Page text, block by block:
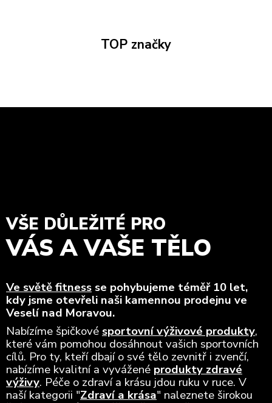
TOP značky
VŠE DŮLEŽITÉ PRO
VÁS A VAŠE TĚLO
Ve světě fitness se pohybujeme téměř 10 let,
kdy jsme otevřeli naši kamennou prodejnu ve
Veselí nad Moravou.
Nabízíme špičkové sportovní výživové produkty,
které vám pomohou dosáhnout vašich sportovních
cílů. Pro ty, kteří dbají o své tělo zevnitř i zvenčí,
nabízíme kvalitní a vyvážené produkty zdravé
výživy. Péče o zdraví a krásu jdou ruku v ruce. V
naší kategorii "Zdraví a krása" naleznete širokou